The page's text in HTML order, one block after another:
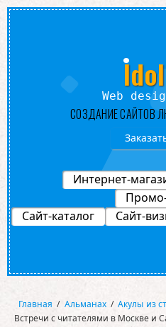
Интернет-
eb
СОЗДАНИЕ САЙТОВ
Сайт-каталог Сайт-
Главная / Альманах / Акулы из
Встречи с читателями в Москве и